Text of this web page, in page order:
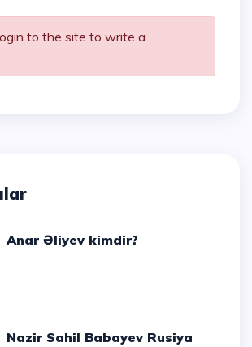
to the site to write a
Anar Əliyev kimdir?
Nazir Sahil Babayev Rusiya